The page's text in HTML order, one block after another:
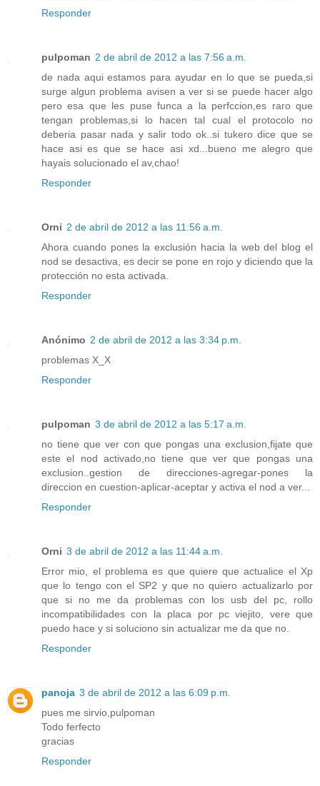
Responder
pulpoman 2 de abril de 2012 a las 7:56 a.m.
de nada aqui estamos para ayudar en lo que se pueda,si
surge algun problema avisen a ver si se puede hacer algo
pero esa que les puse funca a la perfccion,es raro que
tengan problemas,si lo hacen tal cual el protocolo no
deberia pasar nada y salir todo ok..si tukero dice que se
hace asi es que se hace asi xd...bueno me alegro que
hayais solucionado el av,chao!
Responder
Orni 2 de abril de 2012 a las 11:56 a.m.
Ahora cuando pones la exclusión hacia la web del blog el
nod se desactiva, es decir se pone en rojo y diciendo que la
protección no esta activada.
Responder
Anónimo 2 de abril de 2012 a las 3:34 p.m.
problemas X_X
Responder
pulpoman 3 de abril de 2012 a las 5:17 a.m.
no tiene que ver con que pongas una exclusion,fijate que
este el nod activado,no tiene que ver que pongas una
exclusion..gestion de direcciones-agregar-pones la
direccion en cuestion-aplicar-aceptar y activa el nod a ver...
Responder
Orni 3 de abril de 2012 a las 11:44 a.m.
Error mio, el problema es que quiere que actualice el Xp
que lo tengo con el SP2 y que no quiero actualizarlo por
que si no me da problemas con los usb del pc, rollo
incompatibilidades con la placa por pc viejito, vere que
puedo hace y si soluciono sin actualizar me da que no.
Responder
panoja 3 de abril de 2012 a las 6:09 p.m.
pues me sirvio,pulpoman
Todo ferfecto
gracias
Responder